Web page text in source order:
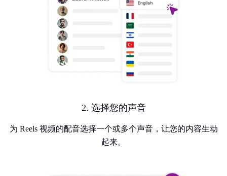
2. 选择您的声音
为 Reels 视频的配音选择一个或多个声音，让您的内容生动
起来。